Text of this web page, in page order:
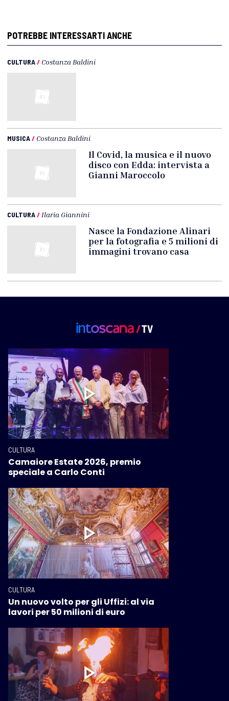
POTREBBE INTERESSARTI ANCHE
CULTURA/ Costanza Baldini
MUSICA/ Costanza Baldini
Il Covid, la musica e il nuovo
disco con Edda: intervista a
Gianni Maroccolo
CULTURA/ Ilaria Giannini
Nasce la Fondazione Alinari
per la fotografia e 5 milioni di
immagini trovano casa
CULTURA
Camaiore Estate 2026, premio
speciale a Carlo Conti
CULTURA
Un nuovo volto per gli Uffizi: al via
lavori per 50 milioni di euro